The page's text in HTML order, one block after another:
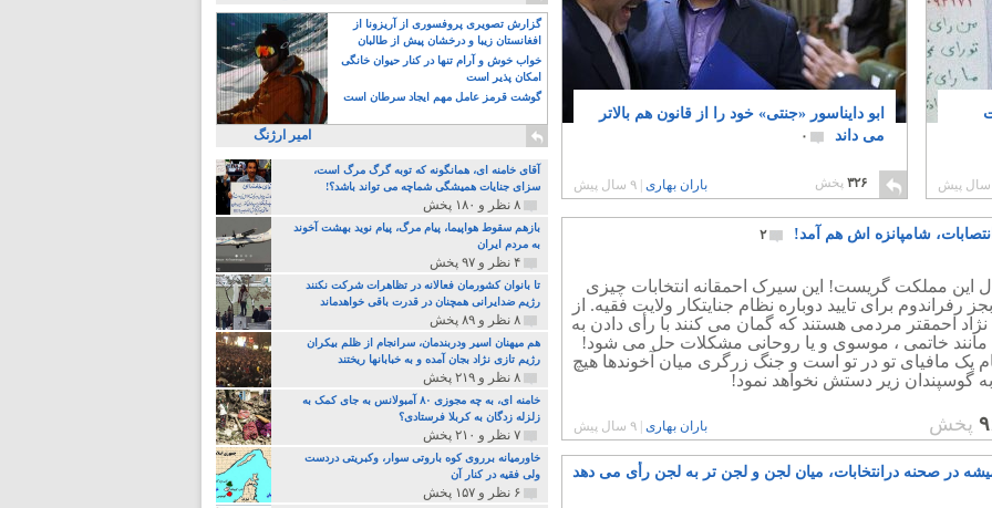
ابو دایناسور «جنتی» خود را از قانون هم بالاتر
می داند
۰
۳۲۶پخش باران بهاری ۹ سال پیش
شامپانزه اش هم آمد! ۲
این مملکت گریست! این سیرک احمقانه انتخابات چیزی
رفراندوم برای تایید دوباره نظام جنایتکار ولایت فقیه. از
نژاد احمقتر مردمی هستند که گمان می کنند با رأی دادن به
خاتمی ، موسوی و یا روحانی مشکلات حل می شود!
یک مافیای تو در تو است و جنگ زرگری میان آخوندها هیچ
گوسپندان زیر دستش نخواهد نمود!
پخش باران بهاری ۹ سال پیش
در صحنه درانتخابات، میان لجن و لجن تر به لجن رأی می دهد
گزارش تصویری پروفسوری از آریزونا از
افغانستان زیبا و درخشان پیش از طالبان
خواب خوش و آرام تنها در کنار حیوان خانگی
امکان پذیر است
گوشت قرمز عامل مهم ایجاد سرطان است
امیر ارژنگ
آقای خامنه ای، همانگونه که توبه گرگ مرگ است،
سزای جنایات همیشگی شماچه می تواند باشد؟!
۸ نظر و ۱۸۰ پخش
بازهم سقوط هواپیما، پیام مرگ، پیام نوید بهشت آخوند
به مردم ایران
۴ نظر و ۹۷ پخش
تا بانوان کشورمان فعالانه در تظاهرات شرکت نکنند
رژیم ضدایرانی همچنان در قدرت باقی خواهدماند
۸ نظر و ۸۹ پخش
هم میهنان اسیر ودربندمان، سرانجام از ظلم بیکران
رژیم تازی نژاد بجان آمده و به خبابانها ریختند
۸ نظر و ۲۱۹ پخش
خامنه ای، به چه مجوزی ۸۰ آمبولانس به جای کمک به
زلزله زدگان به کربلا فرستادی؟
۷ نظر و ۲۱۰ پخش
خاورمیانه برروی کوه باروتی سوار، وکبریتی دردست
ولی فقیه در کنار آن
۶ نظر و ۱۵۷ پخش